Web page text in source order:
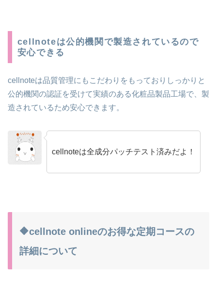
cellnoteは公的機関で製造されているので
安心できる
cellnoteは品質管理にもこだわりをもっておりしっかりと
公的機関の認証を受けて実績のある化粧品製品工場で、製
造されているため安心できます。
no name
cellnoteは全成分パッチテスト済みだよ！
🔶cellnote onlineのお得な定期コースの
詳細について